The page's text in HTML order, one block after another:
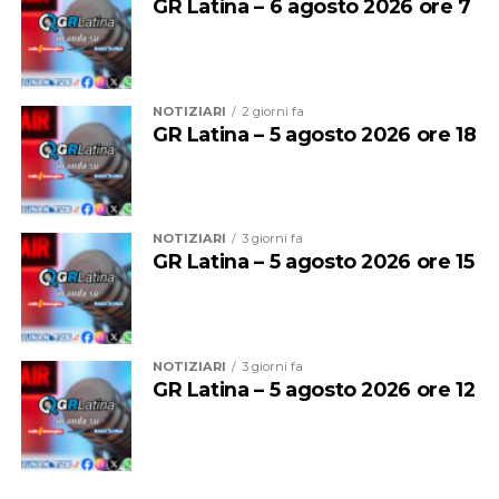
Audio
Player
00:00
GR Latina – 6 agosto 2026 ore 7
NOTIZIARI 2 giorni fa
GR Latina – 5 agosto 2026 ore 18
NOTIZIARI 3 giorni fa
GR Latina – 5 agosto 2026 ore 15
NOTIZIARI 3 giorni fa
GR Latina – 5 agosto 2026 ore 12